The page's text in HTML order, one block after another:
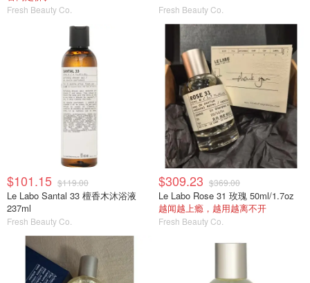
Fresh Beauty Co. Fresh Beauty Co.
$101.15 $119.00
Le Labo Santal 33 檀香木沐浴液
237ml
Fresh Beauty Co.
$309.23 $369.00
Le Labo Rose 31 玫瑰 50ml/1.7oz
越闻越上瘾，越用越离不开
Fresh Beauty Co.